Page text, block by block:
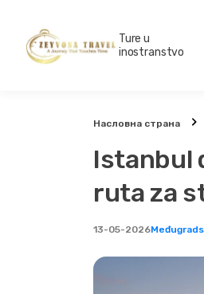
Ture u
inostranstvo
Насловна страна
Istanbul
ruta za
13-05-2026